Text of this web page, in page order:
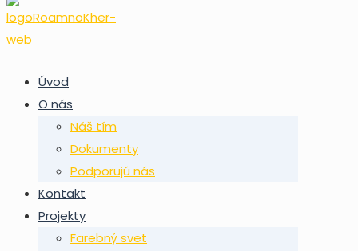
Úvod
O nás
Náš tím
Dokumenty
Podporujú nás
Kontakt
Projekty
Farebný svet